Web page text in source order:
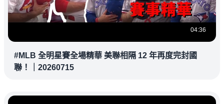
04:36
#MLB 全明星賽全場精華 美聯相隔 12 年再度完封國
聯！｜20260715